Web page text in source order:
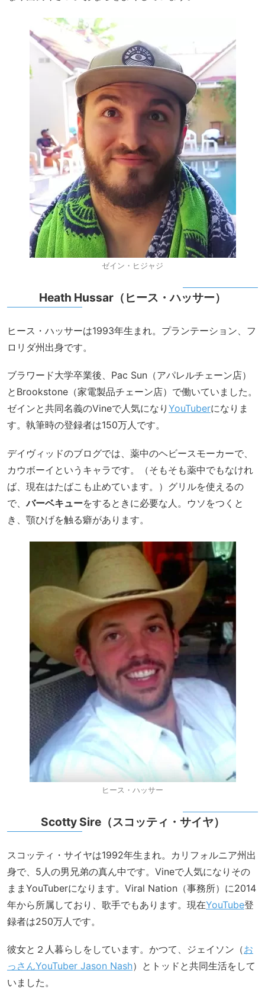
ゼイン・ヒジャジ
Heath Hussar（ヒース・ハッサー）
ヒース・ハッサーは1993年生まれ。プランテーション、フ
ロリダ州出身です。
ブラワード大学卒業後、Pac Sun（アパレルチェーン店）
とBrookstone（家電製品チェーン店）で働いていました。
ゼインと共同名義のVineで人気になり YouTuberになりま
す。執筆時の登録者は150万人です。
デイヴィッドのブログでは、薬中のヘビースモーカーで、
カウボーイというキャラです。（そもそも薬中でもなけれ
ば、現在はたばこも止めています。）グリルを使えるの
で、バーベキューをするときに必要な人。ウソをつくと
き、顎ひげを触る癖があります。
ヒース・ハッサー
Scotty Sire（スコッティ・サイヤ）
スコッティ・サイヤは1992年生まれ。カリフォルニア州出
身で、5人の男兄弟の真ん中です。Vineで人気になりその
ままYouTuberになります。Viral Nation（事務所）に2014
年から所属しており、歌手でもあります。現在YouTube登
録者は250万人です。
彼女と２人暮らしをしています。かつて、ジェイソン（お
っさんYouTuber Jason Nash）とトッドと共同生活をして
いました。